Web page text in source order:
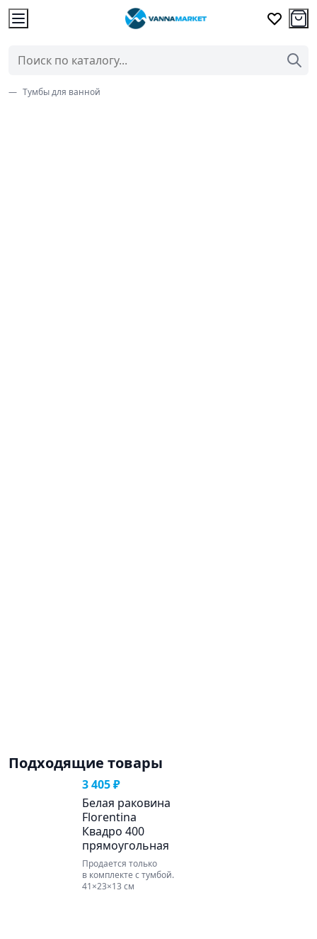
Тумбы для ванной
Подходящие товары
3 405 ₽
Белая раковина
Florentina
Квадро 400
прямоугольная
Продается только
в комплекте с тумбой.
41×23×13 см